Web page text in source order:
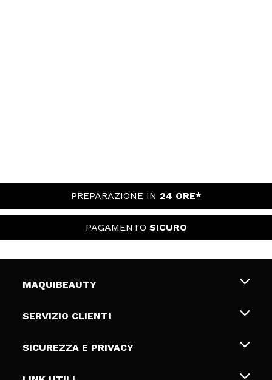
PREPARAZIONE IN 24 ORE*
PAGAMENTO SICURO
MAQUIBEAUTY
Chi siamo
Gift Cards
SERVIZIO CLIENTI
Spedizioni & Resi
SICUREZZA E PRIVACY
Termini e condizioni